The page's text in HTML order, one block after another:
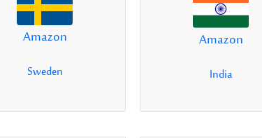
Amazon
India
Amazon
Sweden